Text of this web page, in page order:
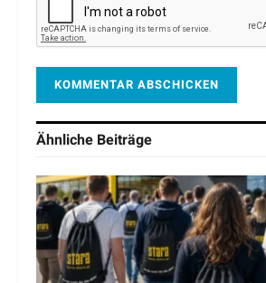
Ähnliche Beiträge